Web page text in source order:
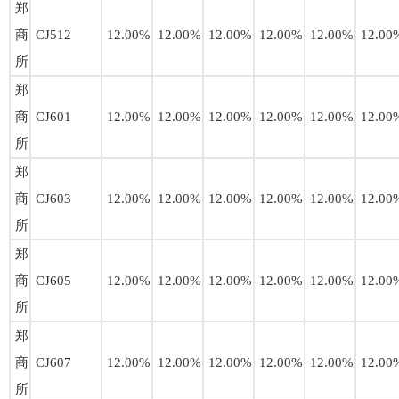
郑
商
所
CJ512 12.00% 12.00% 12.00% 12.00% 12.00%
郑
商
所
CJ601 12.00% 12.00% 12.00% 12.00% 12.00%
郑
商
所
CJ603 12.00% 12.00% 12.00% 12.00% 12.00%
郑
商
所
CJ605 12.00% 12.00% 12.00% 12.00% 12.00%
郑
商
所
CJ607 12.00% 12.00% 12.00% 12.00% 12.00%